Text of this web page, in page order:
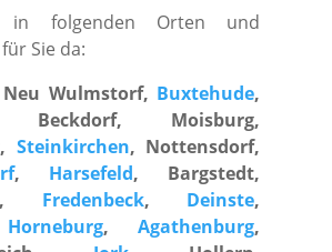
folgenden Orten und
Sie da:
Wulmstorf, Buxtehude,
Moisburg,
Steinkirchen, Nottensdorf,
, Harsefeld, Bargstedt,
Fredenbeck, Deinste,
Horneburg,Agathenburg,